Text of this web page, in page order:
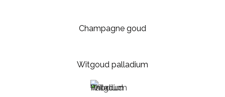
Champagne goud
Witgoud palladium